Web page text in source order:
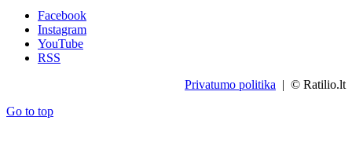
Facebook
Instagram
YouTube
RSS
Privatumo politika | © Ratilio.lt
Go to top